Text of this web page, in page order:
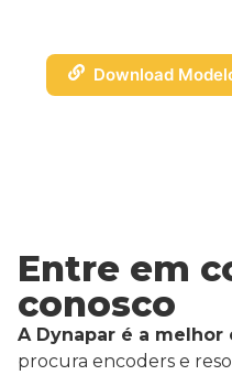
Download
Entre em
conosco
A Dynapar é a melhor
procura encoders e